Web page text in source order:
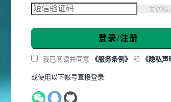
发送验
登录/注册
我已阅读并同意 《服务条例》 和 《隐私声
或使用以下帐号直接登录: